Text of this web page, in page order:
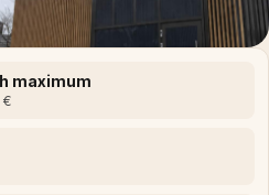
maximum
€